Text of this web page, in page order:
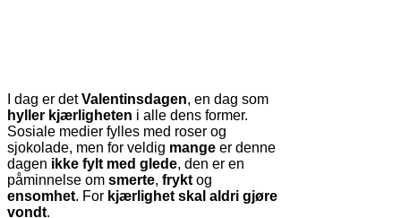
I dag er detValentinsdagen, en dag som
hyller kjærligheten i alle dens former.
Sosiale medier fylles med roser og
sjokolade, men for veldig mange er denne
dagen ikke fylt med glede, den er en
påminnelse om smerte, frykt og
ensomhet. For kjærlighet skal aldri gjøre
vondt.